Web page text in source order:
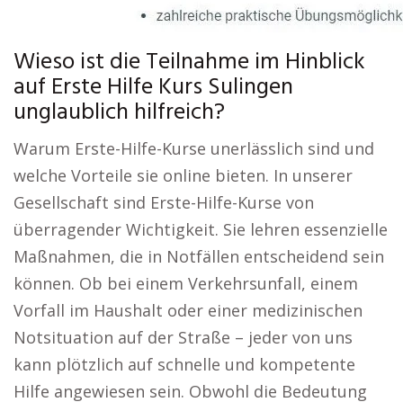
Wieso ist die Teilnahme im Hinblick
auf Erste Hilfe Kurs Sulingen
unglaublich hilfreich?
Warum Erste-Hilfe-Kurse unerlässlich sind und
welche Vorteile sie online bieten. In unserer
Gesellschaft sind Erste-Hilfe-Kurse von
überragender Wichtigkeit. Sie lehren essenzielle
Maßnahmen, die in Notfällen entscheidend sein
können. Ob bei einem Verkehrsunfall, einem
Vorfall im Haushalt oder einer medizinischen
Notsituation auf der Straße – jeder von uns
kann plötzlich auf schnelle und kompetente
Hilfe angewiesen sein. Obwohl die Bedeutung